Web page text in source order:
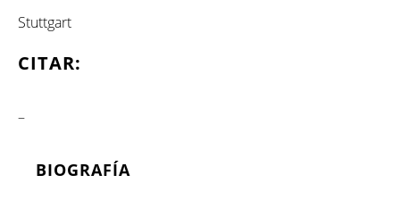
BIOGRAFÍA
Stuttgart
CITAR:
–